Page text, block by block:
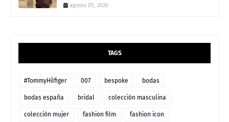
agosto 05, 2026
TAGS
#TommyHilfiger 007 bespoke bodas
bodas españa bridal colección masculina
colección mujer fashion film fashion icon